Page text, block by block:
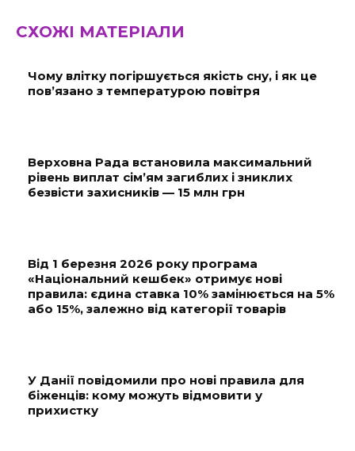
СХОЖІ МАТЕРІАЛИ
Чому влітку погіршується якість сну, і як це
пов’язано з температурою повітря
Верховна Рада встановила максимальний
рівень виплат сім’ям загиблих і зниклих
безвісти захисників — 15 млн грн
Від 1 березня 2026 року програма
«Національний кешбек» отримує нові
правила: єдина ставка 10% замінюється на 5%
або 15%, залежно від категорії товарів
У Данії повідомили про нові правила для
біженців: кому можуть відмовити у
прихистку